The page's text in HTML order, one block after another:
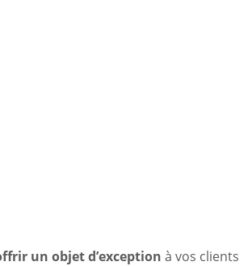
un objet d’exception à vos clients